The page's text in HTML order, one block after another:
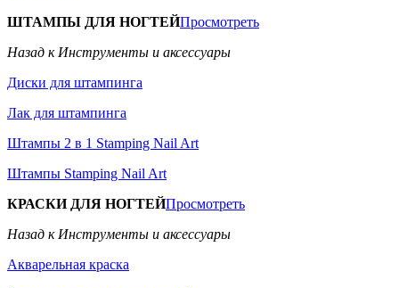
ШТАМПЫ ДЛЯ НОГТЕЙПросмотреть
Назад к Инструменты и аксессуары
Диски для штампинга
Лак для штампинга
Штампы 2 в 1 Stamping Nail Art
Штампы Stamping Nail Art
КРАСКИ ДЛЯ НОГТЕЙПросмотреть
Назад к Инструменты и аксессуары
Акварельная краска